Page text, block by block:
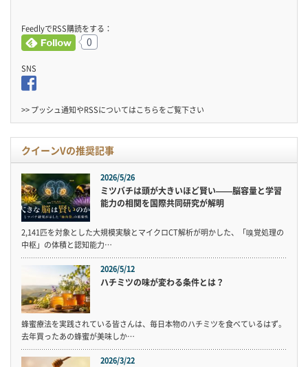
FeedlyでRSS購読をする：
0
SNS
>> プッシュ通知やRSSについてはこちらをご覧下さい
クイーンVの推奨記事
2026/5/26
ミツバチは頭が大きいほど賢い——脳容量と学習
能力の相関を国際共同研究が解明
2,141匹を対象とした大規模実験とマイクロCT解析が明かした、「嗅覚処理の
中枢」の体積と認知能力…
2026/5/12
ハチミツの味が変わる条件とは？
蜂蜜療法を実践されている皆さんは、毎日本物のハチミツを食べているはず。
去年買ったあの蜂蜜が美味しか…
2026/3/22